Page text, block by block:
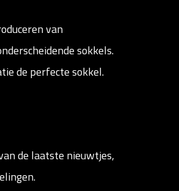
van
sokkels.
de perfecte sokkel.
de laatste nieuwtjes,